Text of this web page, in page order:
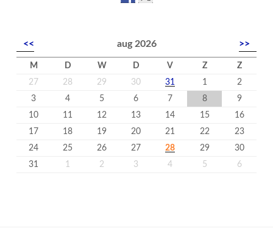
<< aug 2026 >>
M D W D V Z
Z
27
28 29 30 31 1
2
3
4 5 6 7 8
9
10
11 12 13 14 15
16
17
18 19 20 21 22
23
24
25 26 27 28 29
30
31
1 2 3 4 5 6